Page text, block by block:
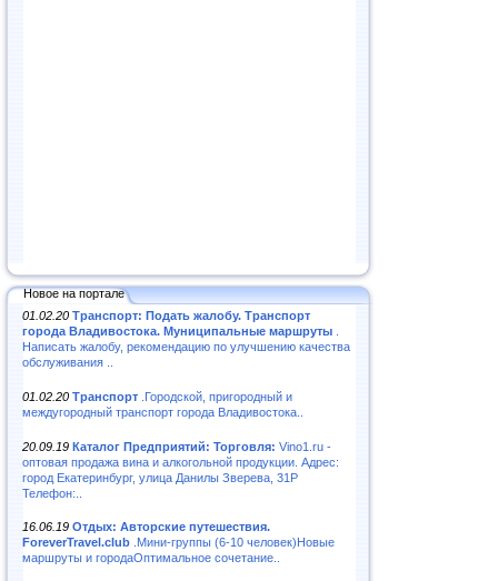
Новое на портале
01.02.20 Транспорт: Подать жалобу. Транспорт
города Владивостока. Муниципальные маршруты
Написать жалобу, рекомендацию по улучшению качества
обслуживания ..
01.02.20 Транспорт .Городской, пригородный и
междугородный транспорт города Владивостока..
20.09.19 Каталог Предприятий: Торговля: Vino1.ru -
оптовая продажа вина и алкогольной продукции. Адрес:
город Екатеринбург, улица Данилы Зверева, 31Р
Телефон:..
16.06.19 Отдых: Авторские путешествия.
ForeverTravel.club .Мини-группы (6-10 человек)Новые
маршруты и городаОптимальное сочетание..